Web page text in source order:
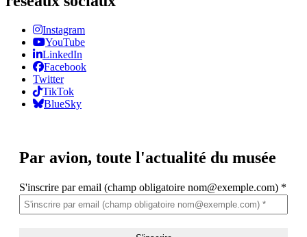
Instagram
YouTube
LinkedIn
Facebook
Twitter
TikTok
BlueSky
Par avion, toute l'actualité du musée
S'inscrire par email (champ obligatoire nom@exemple.com) *